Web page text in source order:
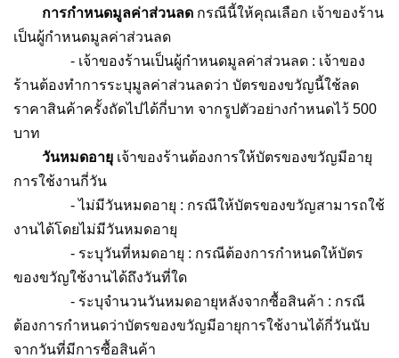
การกำหนดมูลค่าส่วนลด กรณีนี้ให้คุณเลือก เจ้าของร้าน
เป็นผู้กำหนดมูลค่าส่วนลด
- เจ้าของร้านเป็นผู้กำหนดมูลค่าส่วนลด : เจ้าของ
ร้านต้องทำการระบุมูลค่าส่วนลดว่า บัตรของขวัญนี้ใช้ลด
ราคาสินค้าครั้งถัดไปได้กี่บาท จากรูปตัวอย่างกำหนดไว้ 500
บาท
วันหมดอายุ เจ้าของร้านต้องการให้บัตรของขวัญมีอายุ
การใช้งานกี่วัน
- ไม่มีวันหมดอายุ : กรณีให้บัตรของขวัญสามารถใช้
งานได้โดยไม่มีวันหมดอายุ
- ระบุวันที่หมดอายุ : กรณีต้องการกำหนดให้บัตร
ของขวัญใช้งานได้ถึงวันที่ใด
- ระบุจำนวนวันหมดอายุหลังจากซื้อสินค้า : กรณี
ต้องการกำหนดว่าบัตรของขวัญมีอายุการใช้งานได้กี่วันนับ
จากวันที่มีการซื้อสินค้า